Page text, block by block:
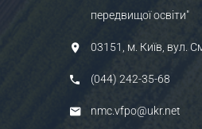
передвищої освіти"
03151, м. Київ, вул.
(044) 242-35-68
nmc.vfpo@ukr.net